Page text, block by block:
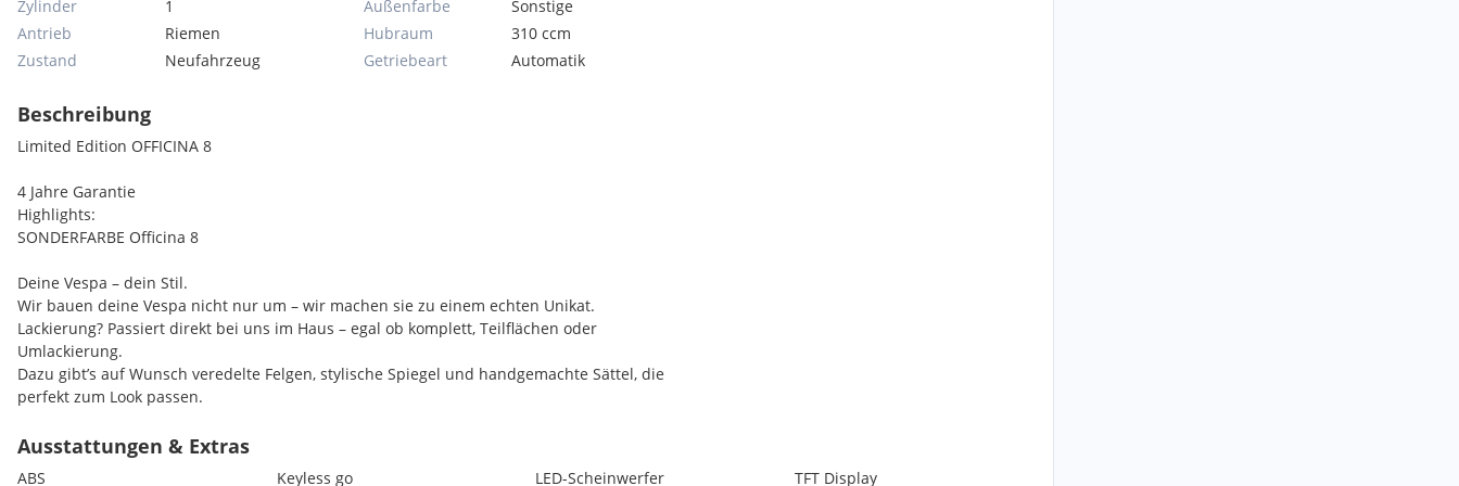
Zylinder
1
Antrieb
Riemen
Zustand
Neufahrzeug
Außenfarbe
Sonstige
Hubraum
310 ccm
Getriebeart
Automatik
Beschreibung
Limited Edition OFFICINA 8
4 Jahre Garantie
Highlights:
SONDERFARBE Officina 8
Deine Vespa – dein Stil.
Wir bauen deine Vespa nicht nur um – wir machen sie zu einem echten Unikat.
Lackierung? Passiert direkt bei uns im Haus – egal ob komplett, Teilflächen oder
Umlackierung.
Dazu gibt’s auf Wunsch veredelte Felgen, stylische Spiegel und handgemachte Sättel, die
perfekt zum Look passen.
Keyless-GO (Schlüsselloses System)
Ausstattungen & Extras
ABS
Keyless go
LED-Scheinwerfer
TFT Display